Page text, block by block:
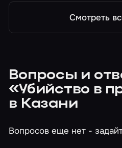
Смотреть
Вопросы и
«Убийство в
в Казани
Вопросов еще нет -